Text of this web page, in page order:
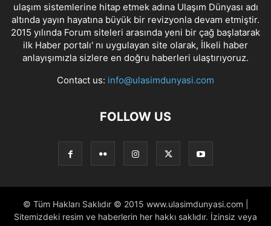
ulaşım sistemlerine hitap etmek adına Ulaşım Dünyası adı
altında yayın hayatına büyük bir revizyonla devam etmiştir.
2015 yılında Forum siteleri arasında yeni bir çağ başlatarak
ilk Haber portalı' nı uygulayan site olarak, İlkeli haber
anlayışımızla sizlere en doğru haberleri ulaştırıyoruz.
Contact us: info@ulasimdunyasi.com
FOLLOW US
© Tüm Hakları Saklıdır © 2015 www.ulasimdunyasi.com |
Sitemizdeki resim ve haberlerin her hakkı saklıdır. İzinsiz veya